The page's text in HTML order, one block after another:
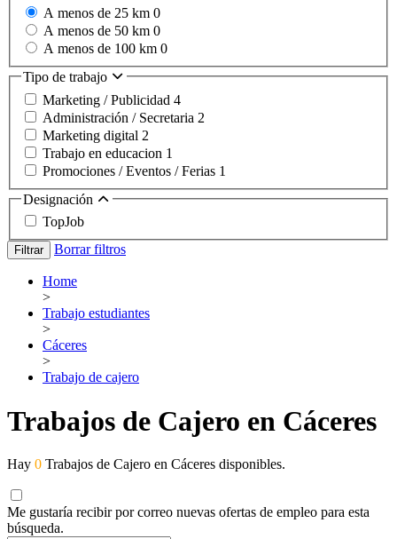
A menos de 25 km 0
A menos de 50 km 0
A menos de 100 km 0
Tipo de trabajo
Marketing / Publicidad 4
Administración / Secretaria 2
Marketing digital 2
Trabajo en educacion 1
Promociones / Eventos / Ferias 1
Designación
TopJob
Filtrar Borrar filtros
Home
>
Trabajo estudiantes
>
Cáceres
>
Trabajo de cajero
Trabajos de Cajero en Cáceres
Hay 0 Trabajos de Cajero en Cáceres disponibles.
Me gustaría recibir por correo nuevas ofertas de empleo para esta
búsqueda.